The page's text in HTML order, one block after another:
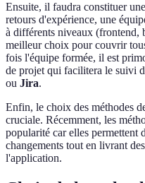
Ensuite, il faudra constituer
retours d'expérience, une
à différents niveaux (frontend,
meilleur choix pour couvrir
fois l'équipe formée, il est
de projet qui facilitera le suivi
ou Jira.
Enfin, le choix des méthodes
cruciale. Récemment, les
popularité car elles permettent
changements tout en livrant
l'application.